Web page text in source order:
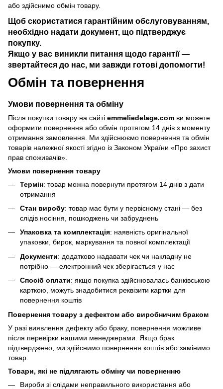
або здійснимо обмін товару.
Щоб скористатися гарантійним обслуговуванням,
необхідно надати документ, що підтверджує
покупку.
Якщо у вас виникли питання щодо гарантії —
звертайтеся до нас, ми завжди готові допомогти!
Обмін та повернення
Умови повернення та обміну
Після покупки товару на сайті emmeliedelage.com ви можете
оформити повернення або обмін протягом 14 днів з моменту
отримання замовлення. Ми здійснюємо повернення та обмін
товарів належної якості згідно із Законом України «Про захист
прав споживачів»
Умови повернення товару
Термін: товар можна повернути протягом 14 днів з дати
отримання
Стан виробу: товар має бути у первісному стані — без
слідів носіння, пошкоджень чи забруднень
Упаковка та комплектація: наявність оригінальної
упаковки, бирок, маркування та повної комплектації
Документи: додатково надавати чек чи накладну не
потрібно — електронний чек зберігається у нас
Спосіб оплати: якщо покупка здійснювалась банківською
карткою, можуть знадобитися реквізити картки для
повернення коштів
Повернення товару з дефектом або виробничим браком
У разі виявлення дефекту або браку, повернення можливе
після перевірки нашими менеджерами. Якщо брак
підтверджено, ми здійснимо повернення коштів або замінимо
товар.
Товари, які не підлягають обміну чи поверненню
Вироби зі слідами неправильного використання або